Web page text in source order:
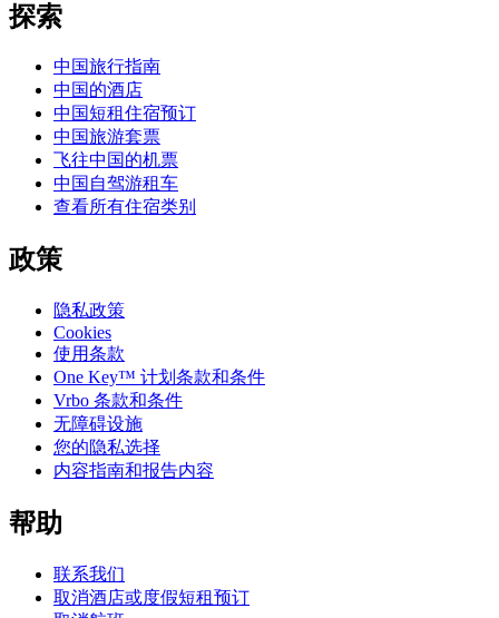
探索
中国旅行指南
中国的酒店
中国短租住宿预订
中国旅游套票
飞往中国的机票
中国自驾游租车
查看所有住宿类别
政策
隐私政策
Cookies
使用条款
One Key™ 计划条款和条件
Vrbo 条款和条件
无障碍设施
您的隐私选择
内容指南和报告内容
帮助
联系我们
取消酒店或度假短租预订